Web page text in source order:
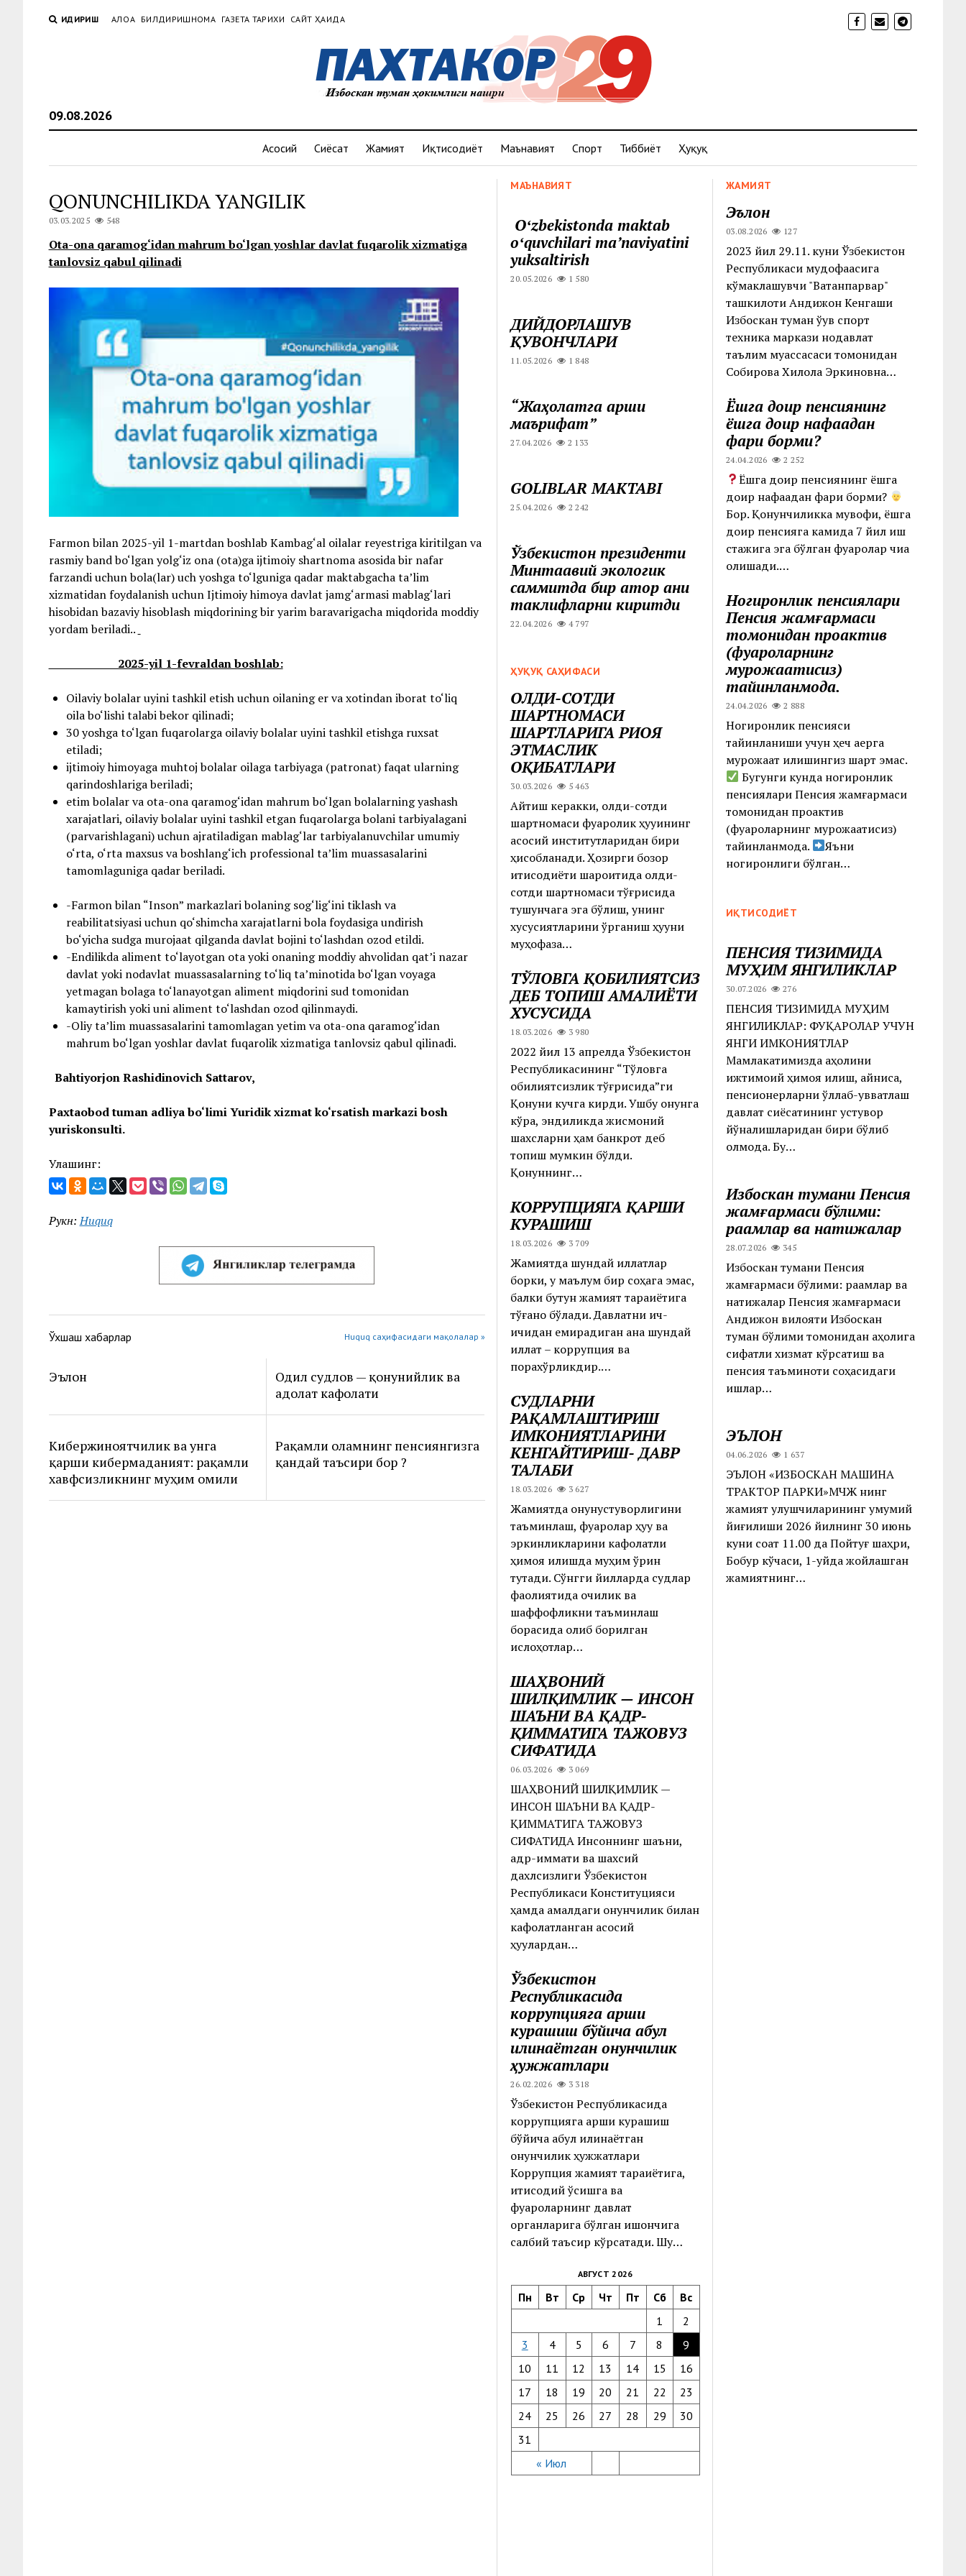
ҚИДИРИШ АЛОҚА БИЛДИРИШНОМА ГАЗЕТА ТАРИХИ САЙТ ҲАҚИДА
09.08.2026
Асосий Сиёсат Жамият Иқтисодиёт Маънавият Спорт Тиббиёт Ҳуқуқ
ЖАМИЯТ
Эълон
03.08.2026 127
2023 йил 29.11. куни Ўзбекистон
Республикаси мудофаасига
кўмаклашувчи "Ватанпарвар"
ташкилоти Андижон Кенгаши
Избоскан туман ўқув спорт
техника маркази нодавлат
таълим муассасаси томонидан
Собирова Хилола Эркиновна…
Ёшга доир пенсиянинг
ёшга доир нафақадан
фарқи борми?
24.04.2026 2 252
Ёшга доир пенсиянинг ёшга
доир нафақадан фарқи борми?
Бор. Қонунчиликка мувофиқ, ёшга
доир пенсияга камида 7 йил иш
стажига эга бўлган фуқаролар чиқа
олишади.…
Ногиронлик пенсиялари
Пенсия жамғармаси
томонидан проактив
(фуқароларнинг
мурожаатисиз)
тайинланмоқда.
24.04.2026 2 888
Ногиронлик пенсияси
тайинланиши учун ҳеч қаерга
мурожаат қилишингиз шарт эмас.
Бугунги кунда ногиронлик
пенсиялари Пенсия жамғармаси
томонидан проактив
(фуқароларнинг мурожаатисиз)
тайинланмоқда. ‍‍
Яъни
ногиронлиги бўлган…
ИҚТИСОДИЁТ
ПЕНСИЯ ТИЗИМИДА
МУҲИМ ЯНГИЛИКЛАР
30.07.2026 276
ПЕНСИЯ ТИЗИМИДА МУҲИМ
ЯНГИЛИКЛАР: ФУҚАРОЛАР УЧУН
ЯНГИ ИМКОНИЯТЛАР
Мамлакатимизда аҳолини
ижтимоий ҳимоя қилиш, айниқса,
пенсионерларни қўллаб-қувватлаш
давлат сиёсатининг устувор
йўналишларидан бири бўлиб
қолмоқда. Бу…
Избоскан тумани Пенсия
жамғармаси бўлими:
рақамлар ва натижалар
28.07.2026 345
Избоскан тумани Пенсия
жамғармаси бўлими: рақамлар ва
натижалар Пенсия жамғармаси
Андижон вилояти Избоскан
туман бўлими томонидан аҳолига
сифатли хизмат кўрсатиш ва
пенсия таъминоти соҳасидаги
ишлар…
ЭЪЛОН
04.06.2026 1 637
ЭЪЛОН «ИЗБОСКАН МАШИНА
ТРАКТОР ПАРКИ»МЧЖ нинг
жамият улушчиларининг умумий
йиғилиши 2026 йилнинг 30 июнь
куни соат 11.00 да Пойтуғ шаҳри,
Бобур кўчаси, 1-уйда жойлашган
жамиятнинг…
QONUNCHILIKDA YANGILIK
03.03.2025 548
Ota-ona qaramog‘idan mahrum bo‘lgan yoshlar davlat fuqarolik xizmatiga
tanlovsiz qabul qilinadi
Farmon bilan 2025-yil 1-martdan boshlab Kambag‘al oilalar reyestriga kiritilgan va
rasmiy band bo‘lgan yolg‘iz ona (ota)ga ijtimoiy shartnoma asosida bir nafar
farzandi uchun bola(lar) uch yoshga to‘lguniga qadar maktabgacha ta’lim
xizmatidan foydalanish uchun Ijtimoiy himoya davlat jamg‘armasi mablag‘lari
hisobidan bazaviy hisoblash miqdorining bir yarim baravarigacha miqdorida moddiy
yordam beriladi..
2025-yil 1-fevraldan boshlab:
Oilaviy bolalar uyini tashkil etish uchun oilaning er va xotindan iborat to‘liq
oila bo‘lishi talabi bekor qilinadi;
30 yoshga to‘lgan fuqarolarga oilaviy bolalar uyini tashkil etishga ruxsat
etiladi;
ijtimoiy himoyaga muhtoj bolalar oilaga tarbiyaga (patronat) faqat ularning
qarindoshlariga beriladi;
etim bolalar va ota-ona qaramog‘idan mahrum bo‘lgan bolalarning yashash
xarajatlari, oilaviy bolalar uyini tashkil etgan fuqarolarga bolani tarbiyalagani
(parvarishlagani) uchun ajratiladigan mablag‘lar tarbiyalanuvchilar umumiy
o‘rta, o‘rta maxsus va boshlang‘ich professional ta’lim muassasalarini
tamomlaguniga qadar beriladi.
-Farmon bilan “Inson” markazlari bolaning sog‘lig‘ini tiklash va
reabilitatsiyasi uchun qo‘shimcha xarajatlarni bola foydasiga undirish
bo‘yicha sudga murojaat qilganda davlat bojini to‘lashdan ozod etildi.
-Endilikda aliment to‘layotgan ota yoki onaning moddiy ahvolidan qat’i nazar
davlat yoki nodavlat muassasalarning to‘liq ta’minotida bo‘lgan voyaga
yetmagan bolaga to‘lanayotgan aliment miqdorini sud tomonidan
kamaytirish yoki uni aliment to‘lashdan ozod qilinmaydi.
-Oliy ta’lim muassasalarini tamomlagan yetim va ota-ona qaramog‘idan
mahrum bo‘lgan yoshlar davlat fuqarolik xizmatiga tanlovsiz qabul qilinadi.
Bahtiyorjon Rashidinovich Sattarov,
Paxtaobod tuman adliya bo‘limiYuridik xizmat ko‘rsatish markazi bosh
yuriskonsulti.
Улашинг:
Рукн: Huquq
Ўхшаш хабарлар Huquq саҳифасидаги мақолалар »
Эълон
Одил судлов — қонунийлик ва
адолат кафолати
Кибержиноятчилик ва унга
қарши кибермаданият: рақамли
хавфсизликнинг муҳим омили
Рақамли оламнинг пенсиянгизга
қандай таъсири бор ?
МАЪНАВИЯТ
Oʻzbekistonda maktab
oʻquvchilari maʼnaviyatini
yuksaltirish
20.05.2026 1 580
ДИЙДОРЛАШУВ
ҚУВОНЧЛАРИ
11.05.2026 1 848
“Жаҳолатга қарши
маърифат”
27.04.2026 2 133
GOLIBLAR MAKTABI
25.04.2026 2 242
Ўзбекистон президенти
Минтақавий экологик
саммитда бир қатор аниқ
таклифларни киритди
22.04.2026 4 797
ҲУҚУҚ САҲИФАСИ
ОЛДИ-СОТДИ
ШАРТНОМАСИ
ШАРТЛАРИГА РИОЯ
ЭТМАСЛИК
ОҚИБАТЛАРИ
30.03.2026 5 463
Айтиш керакки, олди-сотди
шартномаси фуқаролик ҳуқуқининг
асосий институтларидан бири
ҳисобланади. Ҳозирги бозор
иқтисодиёти шароитида олди-
сотди шартномаси тўғрисида
тушунчага эга бўлиш, унинг
хусусиятларини ўрганиш ҳуқуқни
муҳофаза…
ТЎЛОВГА ҚОБИЛИЯТСИЗ
ДЕБ ТОПИШ АМАЛИЁТИ
ХУСУСИДА
18.03.2026 3 980
2022 йил 13 апрелда Ўзбекистон
Республикасининг “Тўловга
қобилиятсизлик тўғрисида”ги
Қонуни кучга кирди. Ушбу қонунга
кўра, эндиликда жисмоний
шахсларни ҳам банкрот деб
топиш мумкин бўлди.
Қонуннинг…
КОРРУПЦИЯГА ҚАРШИ
КУРАШИШ
18.03.2026 3 709
Жамиятда шундай иллатлар
борки, у маълум бир соҳага эмас,
балки бутун жамият тараққиётига
тўғаноқ бўлади. Давлатни ич-
ичидан емирадиган ана шундай
иллат – коррупция ва
порахўрликдир.…
СУДЛАРНИ
РАҚАМЛАШТИРИШ
ИМКОНИЯТЛАРИНИ
КЕНГАЙТИРИШ- ДАВР
ТАЛАБИ
18.03.2026 3 627
Жамиятда қонунустуворлигини
таъминлаш, фуқаролар ҳуқуқ ва
эркинликларини кафолатли
ҳимоя қилишда муҳим ўрин
тутади. Сўнгги йилларда судлар
фаолиятида очиқлик ва
шаффофликни таъминлаш
борасида олиб борилган
ислоҳотлар…
ШАҲВОНИЙ
ШИЛҚИМЛИК — ИНСОН
ШАЪНИ ВА ҚАДР-
ҚИММАТИГА ТАЖОВУЗ
СИФАТИДА
06.03.2026 3 069
ШАҲВОНИЙ ШИЛҚИМЛИК —
ИНСОН ШАЪНИ ВА ҚАДР-
ҚИММАТИГА ТАЖОВУЗ
СИФАТИДА Инсоннинг шаъни,
қадр-қиммати ва шахсий
дахлсизлиги Ўзбекистон
Республикаси Конституцияси
ҳамда амалдаги қонунчилик билан
кафолатланган асосий
ҳуқуқлардан…
Ўзбекистон
Республикасида
коррупцияга қарши
курашиш бўйича қабул
қилинаётган қонунчилик
ҳужжатлари
26.02.2026 3 318
Ўзбекистон Республикасида
коррупцияга қарши курашиш
бўйича қабул қилинаётган
қонунчилик ҳужжатлари
Коррупция жамият тараққиётига,
иқтисодий ўсишга ва
фуқароларнинг давлат
органларига бўлган ишончига
салбий таъсир кўрсатади. Шу…
АВГУСТ 2026
Пн Вт Ср Чт Пт Сб Вс
« Июл
1
2
3
4 5 6 7 8
9
10
11 12 13 14 15
16
17
18 19 20 21 22
23
24
25 26 27 28 29
30
31